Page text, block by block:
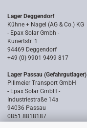
Lager Deggendorf
Kühne + Nagel (AG & Co.) KG
- Epax Solar Gmbh -
Kunertstr. 1
94469 Deggendorf
+49 (0) 9901 9499 817
Lager Passau (Gefahrgutlager)
Pillmeier Transport GmbH
- Epax Solar GmbH -
Industriestraße 14a
94036 Passau
0851 8818187